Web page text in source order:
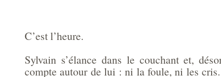
C’est l’heure.
Sylvain s’élance dans le couchant et,
compte autour de lui : ni la foule, ni les